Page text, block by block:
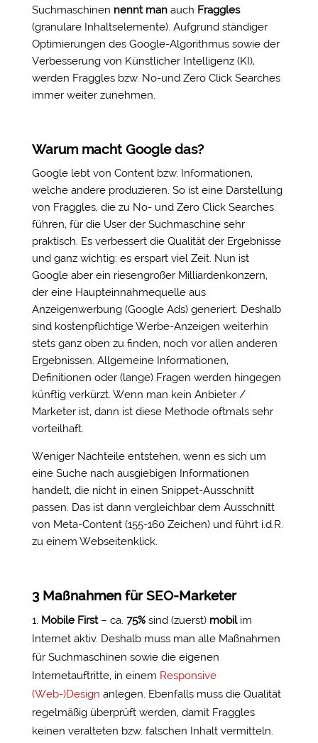
Suchmaschinen nennt manauch Fraggles
(granulare Inhaltselemente). Aufgrund ständiger
Optimierungen des Google-Algorithmus sowie der
Verbesserung von Künstlicher Intelligenz (KI),
werden Fraggles bzw. No-und Zero Click Searches
immer weiter zunehmen.
Warum macht Google das?
Google lebt von Content bzw. Informationen,
welche andere produzieren. So ist eine Darstellung
von Fraggles, die zu No- und Zero Click Searches
führen, für die User der Suchmaschine sehr
praktisch. Es verbessert die Qualität der Ergebnisse
und ganz wichtig: es erspart viel Zeit. Nun ist
Google aber ein riesengroßer Milliardenkonzern,
der eine Haupteinnahmequelle aus
Anzeigenwerbung (Google Ads) generiert. Deshalb
sind kostenpflichtige Werbe-Anzeigen weiterhin
stets ganz oben zu finden, noch vor allen anderen
Ergebnissen. Allgemeine Informationen,
Definitionen oder (lange) Fragen werden hingegen
künftig verkürzt. Wenn man kein Anbieter /
Marketer ist, dann ist diese Methode oftmals sehr
vorteilhaft.
Weniger Nachteile entstehen, wenn es sich um
eine Suche nach ausgiebigen Informationen
handelt, die nicht in einen Snippet-Ausschnitt
passen. Das ist dann vergleichbar dem Ausschnitt
von Meta-Content (155-160 Zeichen) und führt i.d.R.
zu einem Webseitenklick.
3 Maßnahmen für SEO-Marketer
Mobile First– ca. 75%sind (zuerst) mobilim
Internet aktiv. Deshalb muss man alle Maßnahmen
für Suchmaschinen sowie die eigenen
Internetauftritte, in einem Responsive
(Web-)Design anlegen. Ebenfalls muss die Qualität
regelmäßig überprüft werden, damit Fraggles
keinen veralteten bzw. falschen Inhalt vermitteln.